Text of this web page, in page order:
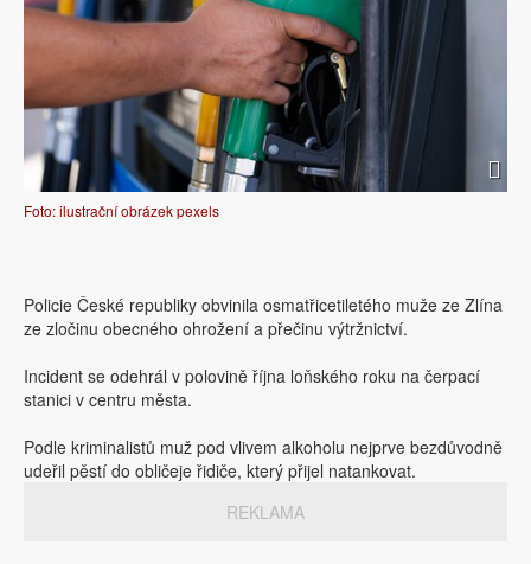
Foto: ilustrační obrázek pexels
Policie České republiky obvinila osmatřicetiletého muže ze Zlína
ze zločinu obecného ohrožení a přečinu výtržnictví.
Incident se odehrál v polovině října loňského roku na čerpací
stanici v centru města.
Podle kriminalistů muž pod vlivem alkoholu nejprve bezdůvodně
udeřil pěstí do obličeje řidiče, který přijel natankovat.
REKLAMA